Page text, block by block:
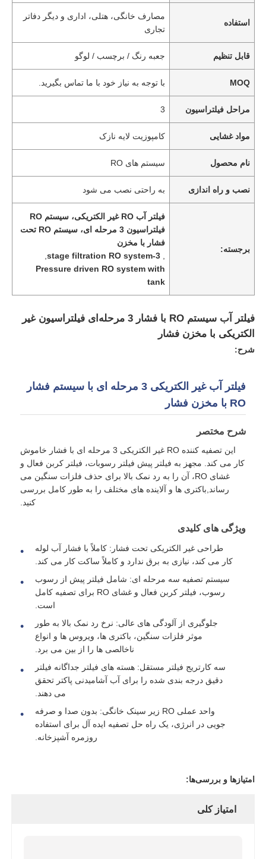
محصولات
فیلم های
دربارهی ما
کارخانه تور
اخبار
سیستم‌های RO
استفاده
مصارف خانگی، هتلی، اداری و دیگر دفاتر
تجاری
قابل تنظیم جعبه رنگ / برچسب / لوگو
MOQ با توجه به نیاز خود با ما تماس بگیرید.
مراحل فیلتراسیون 3
مواد غشایی کامپوزیت لایه نازک
نام محصول سیستم های RO
نصب و راه اندازی به راحتی نصب می شود
برجسته:
فیلتر آب RO غیر الکتریکی، سیستم RO
فیلتراسیون 3 مرحله ای، سیستم RO تحت
فشار با مخزن
,
3-stage filtration RO system
Pressure driven RO system with
tank
فیلتر آب سیستم RO با فشار 3 مرحله‌ای فیلتراسیون غیر
الکتریکی با مخزن فشار
شرح:
فیلتر آب غیر الکتریکی 3 مرحله ای با سیستم فشار
RO با مخزن فشار
شرح مختصر
این تصفیه کننده RO غیر الکتریکی 3 مرحله ای با فشار خاموش
کار می کند. مجهز به فیلتر پیش فیلتر رسوبات، فیلتر کربن فعال و
غشای RO، آن را به رد نمک بالا برای حذف فلزات سنگین می
رساند,باکتری ها و آلاینده های مختلف را به طور کامل بررسی
کنید.
ویژگی های کلیدی
طراحی غیر الکتریکی تحت فشار: کاملاً با فشار آب لوله
کار می کند، نیازی به برق ندارد و کاملاً ساکت کار می کند.
سیستم تصفیه سه مرحله ای: شامل فیلتر پیش از رسوب
رسوب، فیلتر کربن فعال و غشای RO برای تصفیه کامل
است.
جلوگیری از آلودگی های عالی: نرخ رد نمک بالا به طور
موثر فلزات سنگین، باکتری ها، ویروس ها و انواع
ناخالصی ها را از بین می برد.
سه کارتریج فیلتر مستقل: هسته های فیلتر جداگانه فیلتر
دقیق درجه بندی شده را برای آب آشامیدنی پاکتر تحقق
می دهند.
واحد عملی RO زیر سینک خانگی: بدون صدا و صرفه
جویی در انرژی، یک راه حل تصفیه ایده آل برای استفاده
روزمره آشپزخانه.
امتیازها و بررسی‌ها:
امتیاز کلی